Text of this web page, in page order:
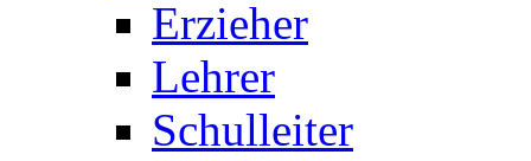
Erzieher
Lehrer
Schulleiter